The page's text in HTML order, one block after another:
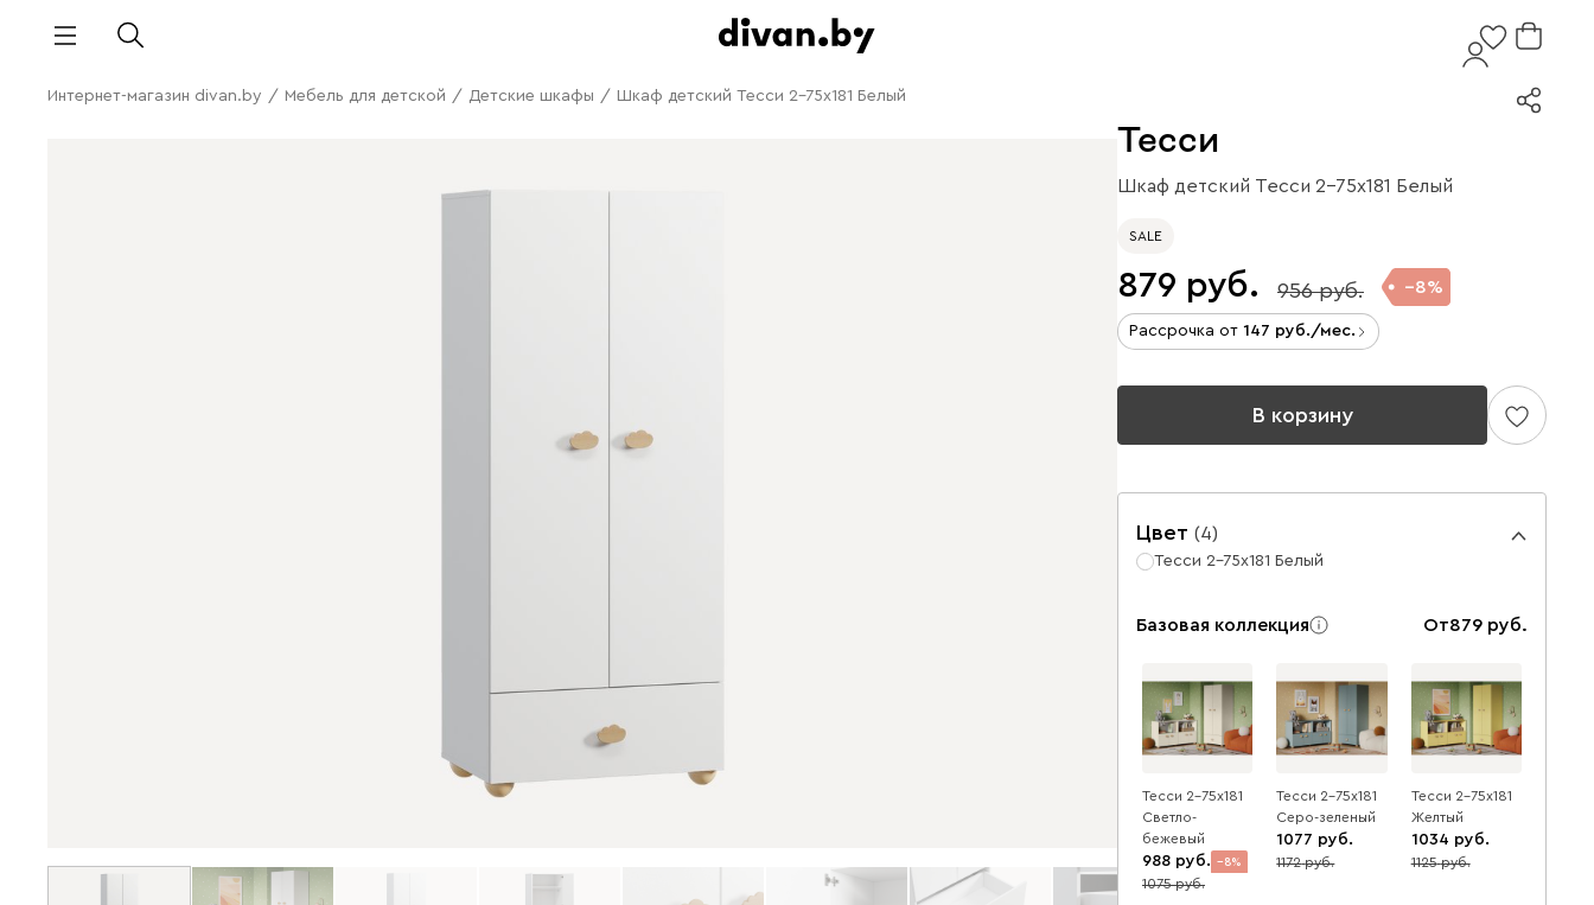
Интернет-магазин divan.by / Мебель для детской / Детские шкафы / Шкаф детский Тесси 2-75x181 Белый
Тесси
Шкаф детский Тесси 2-75x181 Белый
SALE
879 956 8
Рассрочка от 147 /мес.
В корзину
Цвет (4)
Тесси 2-75x181 Белый
Базовая коллекция От879
Тесси 2-75x181
Светло-
бежевый
988 8
1075
Тесси 2-75x181
Серо-зеленый
1077
8
1172
Тесси 2-75x181
Желтый
1034
8
1125